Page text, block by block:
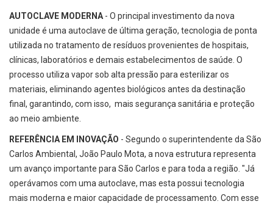
AUTOCLAVE MODERNA - O principal investimento da nova
unidade é uma autoclave de última geração, tecnologia de ponta
utilizada no tratamento de resíduos provenientes de hospitais,
clínicas, laboratórios e demais estabelecimentos de saúde. O
processo utiliza vapor sob alta pressão para esterilizar os
materiais, eliminando agentes biológicos antes da destinação
final, garantindo, com isso, mais segurança sanitária e proteção
ao meio ambiente.
REFERÊNCIA EM INOVAÇÃO - Segundo o superintendente da São
Carlos Ambiental, João Paulo Mota, a nova estrutura representa
um avanço importante para São Carlos e para toda a região. "Já
operávamos com uma autoclave, mas esta possui tecnologia
mais moderna e maior capacidade de processamento. Com esse